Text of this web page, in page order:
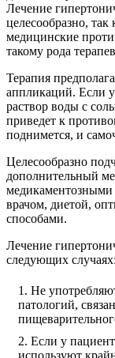
Лечение
целесообразно,
медицинские
такому рода
Терапия
аппликаций. Если у
раствор воды с
приведет к
поднимется, и
Целесообразно
дополнительный
врачом, диетой,
способами.
Лечение
следующих случаях:
Не
патологий,
Если у
используют